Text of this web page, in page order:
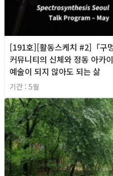
[191호][활동스케치 #2]「구
커뮤니티의 신체와 정동 아카
예술이 되지 않아도 되는 삶
기간 : 5월